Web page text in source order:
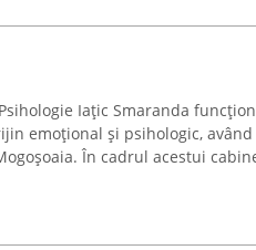
Iațic Smaranda
emoțional și psihologic,
În cadrul acestui